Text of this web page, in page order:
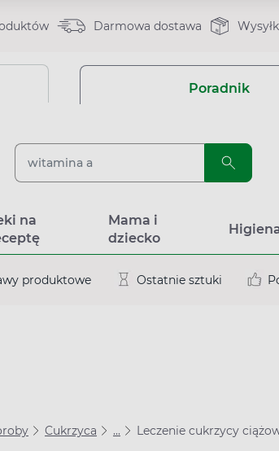
Darmowa dostawa
Poradnik
na
Mama i
dziecko
produktowe Ostatnie sztuki
Cukrzyca ... Leczenie cukrzycy